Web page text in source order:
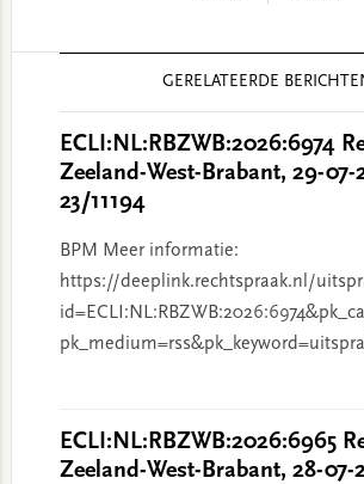
GERELATEERDE
ECLI:NL:RBZWB:2026:6974
Zeeland-West-Brabant, 29-07-
23/11194
BPM Meer informatie:
https://deeplink.rechtspraak.nl/
ECLI:NL:RBZWB:2026:6965
Zeeland-West-Brabant, 28-07-